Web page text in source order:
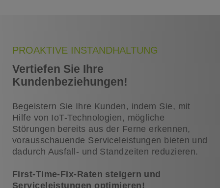
PROAKTIVE INSTANDHALTUNG
Vertiefen Sie Ihre
Kundenbeziehungen!
Begeistern Sie Ihre Kunden, indem Sie, mit
Hilfe von IoT-Technologien, mögliche
Störungen bereits aus der Ferne erkennen,
vorausschauende Serviceleistungen bieten und
dadurch Ausfall- und Standzeiten reduzieren.
First-Time-Fix-Raten steigern und
Serviceleistungen optimieren!